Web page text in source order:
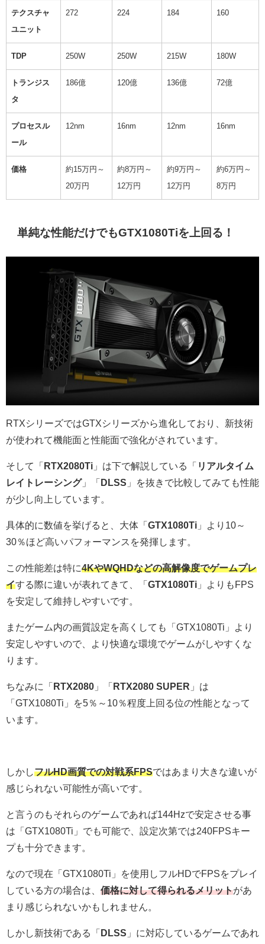
テクスチャ
ユニット
272 224 184 160
TDP 250W 250W 215W 180W
トランジス
タ
186億 120億 136億 72億
プロセスル
ール
12nm 16nm 12nm 16nm
価格 約15万円～
20万円
約8万円～
12万円
約9万円～
12万円
約6万円～
8万円
単純な性能だけでもGTX1080Tiを上回る！
RTXシリーズではGTXシリーズから進化しており、新技術
が使われて機能面と性能面で強化がされています。
そして「 RTX2080Ti 」は下で解説している「 リアルタイム
レイトレーシング」「 DLSS 」を抜きで比較してみても性能
が少し向上しています。
具体的に数値を挙げると、大体「 GTX1080Ti 」より10～
30％ほど高いパフォーマンスを発揮します。
この性能差は特に4KやWQHDなどの高解像度でゲームプレ
イする際に違いが表れてきて、「 GTX1080Ti 」よりもFPS
を安定して維持しやすいです。
またゲーム内の画質設定を高くしても「GTX1080Ti」より
安定しやすいので、より快適な環境でゲームがしやすくな
ります。
ちなみに「 RTX2080 」「 RTX2080 SUPER 」は
「GTX1080Ti」を5％～10％程度上回る位の性能となって
います。
しかし フルHD画質での対戦系FPSではあまり大きな違いが
感じられない可能性が高いです。
と言うのもそれらのゲームであれば144Hzで安定させる事
は「GTX1080Ti」でも可能で、設定次第では240FPSキー
プも十分できます。
なので現在「GTX1080Ti」を使用しフルHDでFPSをプレイ
している方の場合は、 価格に対して得られるメリットがあ
まり感じられないかもしれません。
しかし新技術である「 DLSS 」に対応しているゲームであれ